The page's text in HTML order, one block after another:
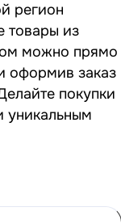
регион
товары из
можно прямо
оформив заказ
покупки
уникальным